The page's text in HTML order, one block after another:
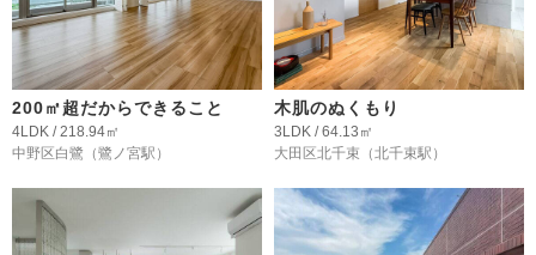
200㎡超だからできること
4LDK / 218.94㎡
中野区白鷺 （鷺ノ宮駅）
木肌のぬくもり
3LDK / 64.13㎡
大田区北千束 （北千束駅）